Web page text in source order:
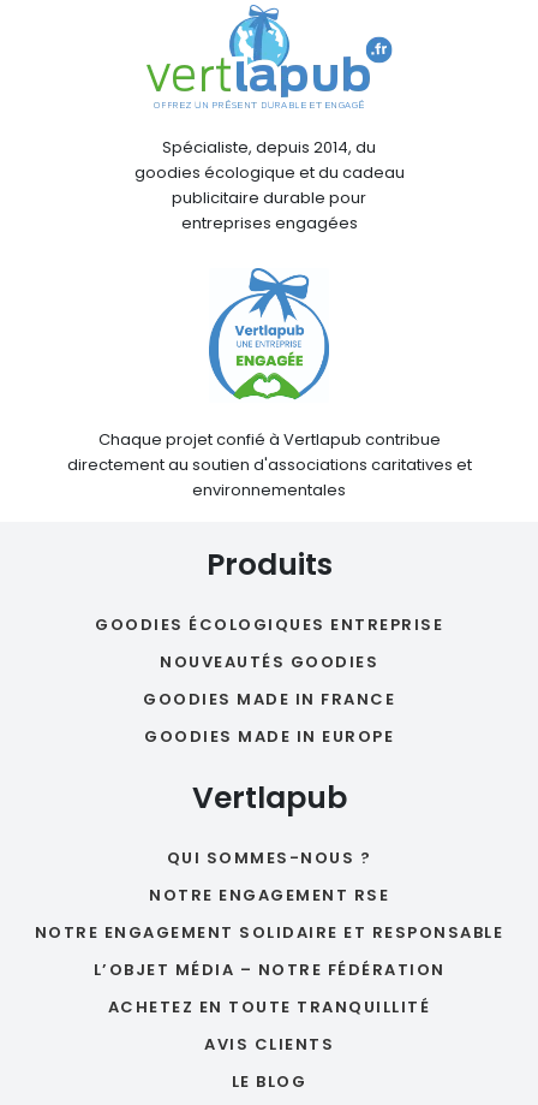
Spécialiste, depuis 2014, du
goodies écologique et du cadeau
publicitaire durable pour
entreprises engagées
Chaque projet confié à Vertlapub contribue
directement au soutien d'associations caritatives et
environnementales
Produits
GOODIES ÉCOLOGIQUES ENTREPRISE
NOUVEAUTÉS GOODIES
GOODIES MADE IN FRANCE
GOODIES MADE IN EUROPE
Vertlapub
QUI SOMMES-NOUS ?
NOTRE ENGAGEMENT RSE
NOTRE ENGAGEMENT SOLIDAIRE ET RESPONSABLE
L’OBJET MÉDIA – NOTRE FÉDÉRATION
ACHETEZ EN TOUTE TRANQUILLITÉ
AVIS CLIENTS
LE BLOG